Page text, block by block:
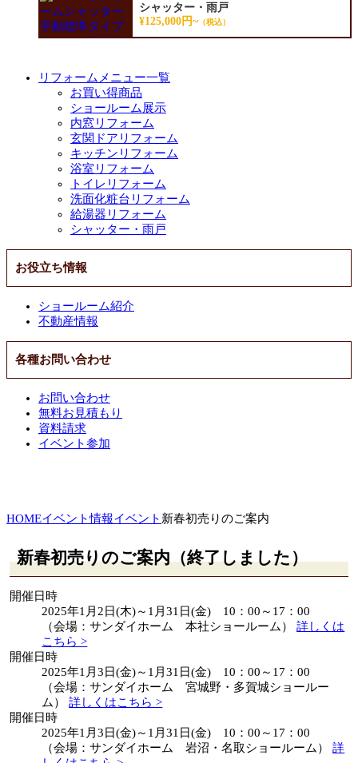
シャッター・雨戸
¥125,000円~（税込）
リフォームメニュー一覧
お買い得商品
ショールーム展示
内窓リフォーム
玄関ドアリフォーム
キッチンリフォーム
浴室リフォーム
トイレリフォーム
洗面化粧台リフォーム
給湯器リフォーム
シャッター・雨戸
お役立ち情報
ショールーム紹介
不動産情報
各種お問い合わせ
お問い合わせ
無料お見積もり
資料請求
イベント参加
HOMEイベント情報イベント 新春初売りのご案内
新春初売りのご案内（終了しました）
開催日時
2025年1月2日(木)～1月31日(金) 10：00～17：00
（会場：サンダイホーム 本社ショールーム）詳しくは
こちら >
開催日時
2025年1月3日(金)～1月31日(金) 10：00～17：00
（会場：サンダイホーム 宮城野・多賀城ショールー
ム）詳しくはこちら >
開催日時
2025年1月3日(金)～1月31日(金) 10：00～17：00
（会場：サンダイホーム 岩沼・名取ショールーム）詳